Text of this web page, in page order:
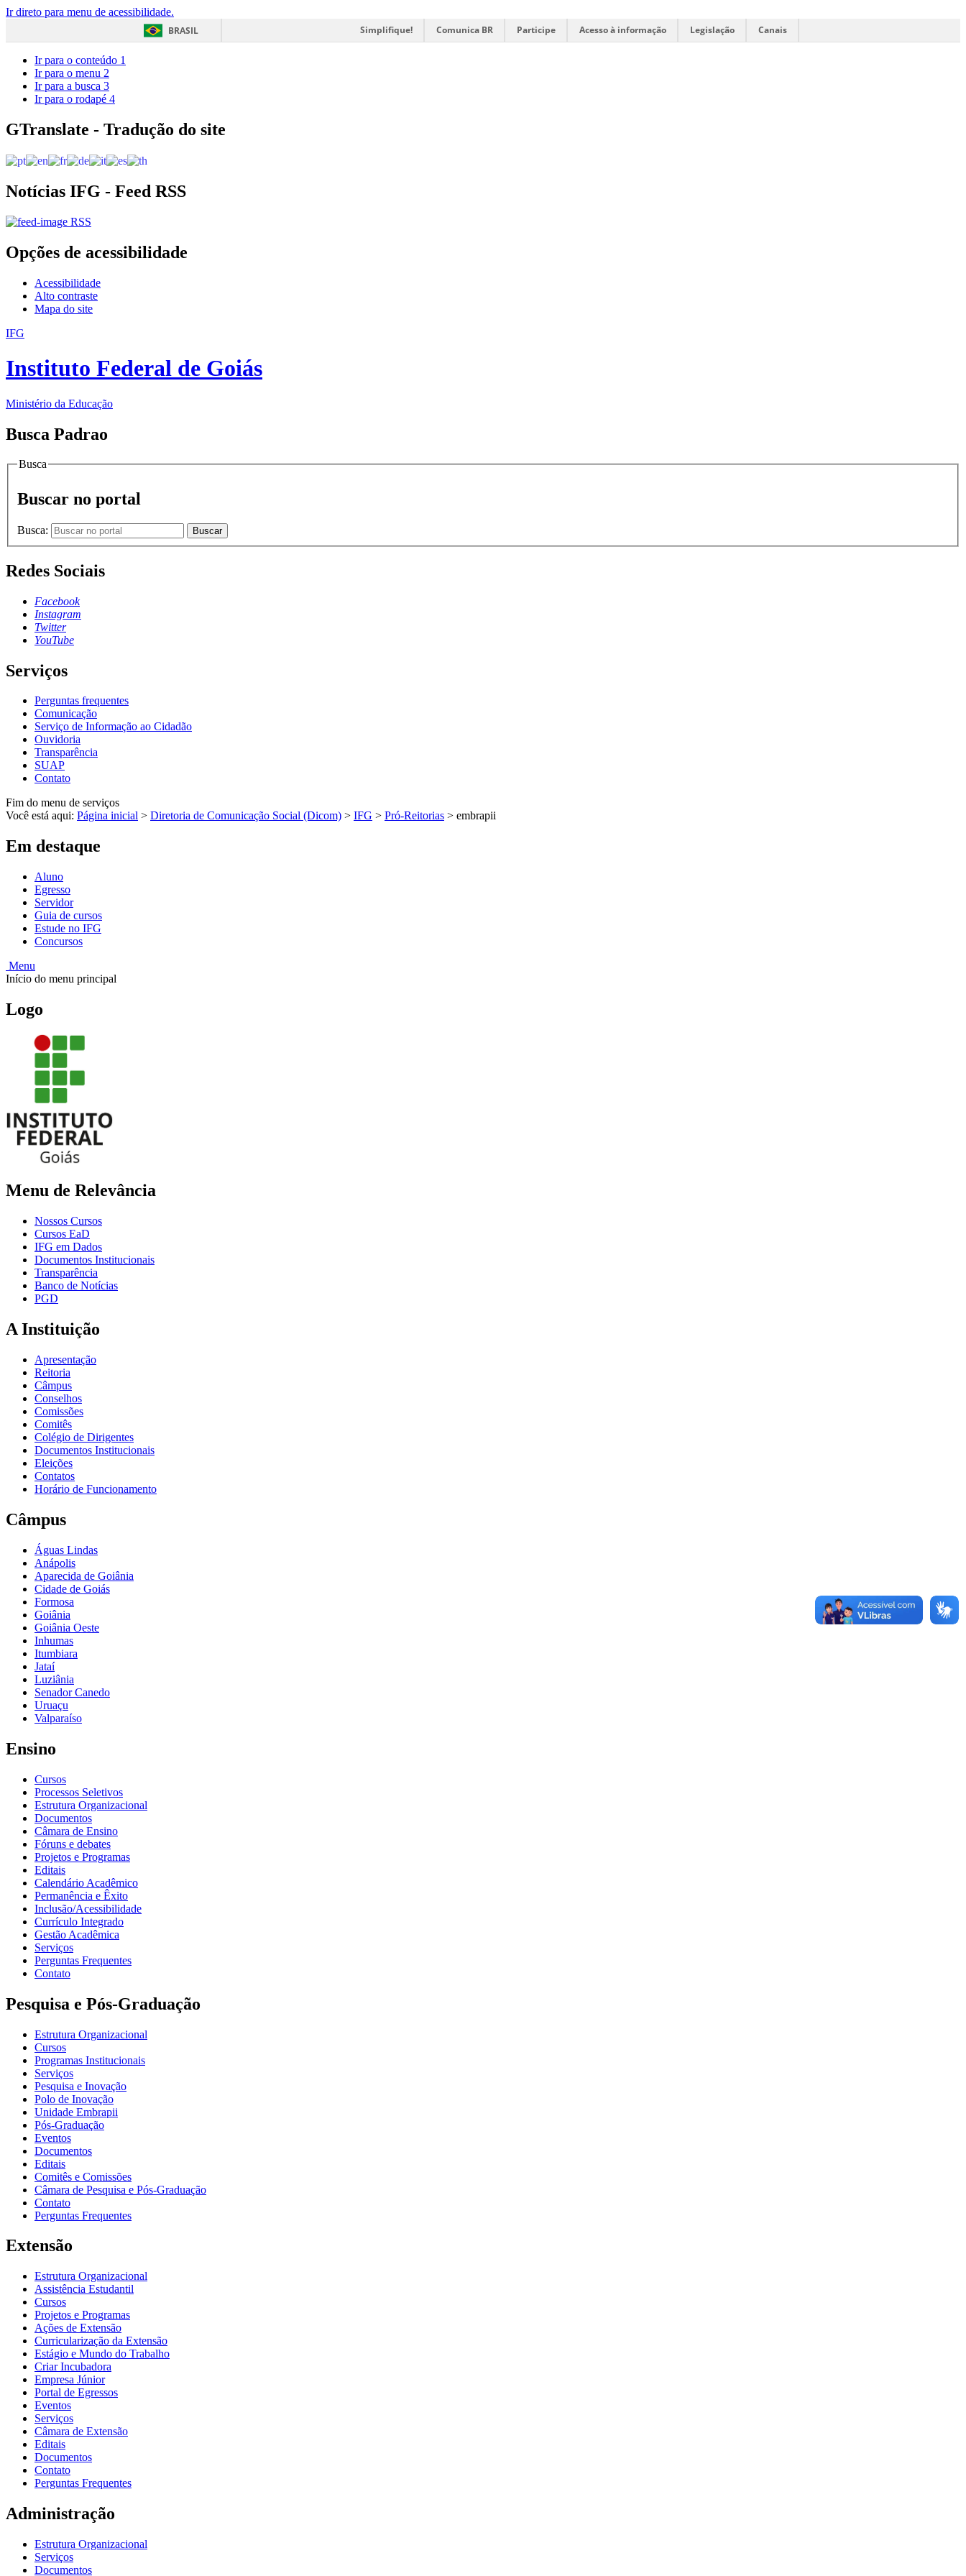
Ir direto para menu de acessibilidade.
BRASIL
Simplifique! Comunica BR Participe Acesso à informação Legislação Canais
Ir para o conteúdo 1
Ir para o menu 2
Ir para a busca 3
Ir para o rodapé 4
GTranslate - Tradução do site
Notícias IFG - Feed RSS
RSS
Opções de acessibilidade
Acessibilidade
Alto contraste
Mapa do site
IFG
Instituto Federal de Goiás
Ministério da Educação
Busca Padrao
Busca
Buscar no portal
Busca: Buscar
Redes Sociais
Facebook
Instagram
Twitter
YouTube
Serviços
Perguntas frequentes
Comunicação
Serviço de Informação ao Cidadão
Ouvidoria
Transparência
SUAP
Contato
Fim do menu de serviços
Você está aqui: Página inicial > Diretoria de Comunicação Social (Dicom) > IFG > Pró-Reitorias > embrapii
Em destaque
Aluno
Egresso
Servidor
Guia de cursos
Estude no IFG
Concursos
Menu
Início do menu principal
Logo
Menu de Relevância
Nossos Cursos
Cursos EaD
IFG em Dados
Documentos Institucionais
Transparência
Banco de Notícias
PGD
A Instituição
Apresentação
Reitoria
Câmpus
Conselhos
Comissões
Comitês
Colégio de Dirigentes
Documentos Institucionais
Eleições
Contatos
Horário de Funcionamento
Câmpus
Águas Lindas
Anápolis
Aparecida de Goiânia
Cidade de Goiás
Formosa
Goiânia
Goiânia Oeste
Inhumas
Itumbiara
Jataí
Luziânia
Senador Canedo
Uruaçu
Valparaíso
Ensino
Cursos
Processos Seletivos
Estrutura Organizacional
Documentos
Câmara de Ensino
Fóruns e debates
Projetos e Programas
Editais
Calendário Acadêmico
Permanência e Êxito
Inclusão/Acessibilidade
Currículo Integrado
Gestão Acadêmica
Serviços
Perguntas Frequentes
Contato
Pesquisa e Pós-Graduação
Estrutura Organizacional
Cursos
Programas Institucionais
Serviços
Pesquisa e Inovação
Polo de Inovação
Unidade Embrapii
Pós-Graduação
Eventos
Documentos
Editais
Comitês e Comissões
Câmara de Pesquisa e Pós-Graduação
Contato
Perguntas Frequentes
Extensão
Estrutura Organizacional
Assistência Estudantil
Cursos
Projetos e Programas
Ações de Extensão
Curricularização da Extensão
Estágio e Mundo do Trabalho
Criar Incubadora
Empresa Júnior
Portal de Egressos
Eventos
Serviços
Câmara de Extensão
Editais
Documentos
Contato
Perguntas Frequentes
Administração
Estrutura Organizacional
Serviços
Documentos